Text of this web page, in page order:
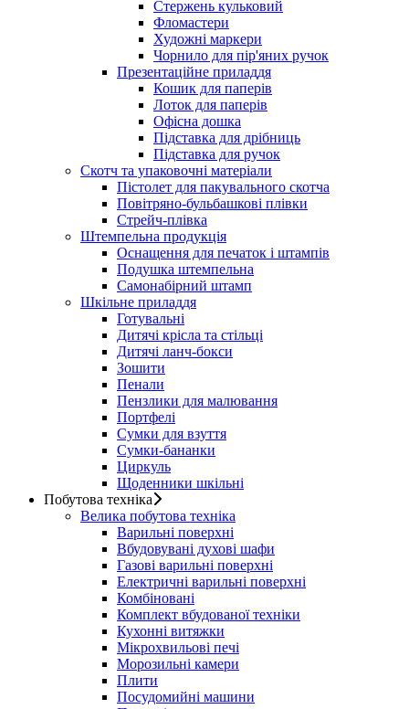
Стержень кульковий
Фломастери
Художні маркери
Чорнило для пір'яних ручок
Презентаційне приладдя
Кошик для паперів
Лоток для паперів
Офісна дошка
Підставка для дрібниць
Підставка для ручок
Скотч та упаковочні матеріали
Пістолет для пакувального скотча
Повітряно-бульбашкові плівки
Стрейч-плівка
Штемпельна продукція
Оснащення для печаток і штампів
Подушка штемпельна
Самонабірний штамп
Шкільне приладдя
Готувальні
Дитячі крісла та стільці
Дитячі ланч-бокси
Зошити
Пенали
Пензлики для малювання
Портфелі
Сумки для взуття
Сумки-бананки
Циркуль
Щоденники шкільні
Побутова техніка
Велика побутова техніка
Варильні поверхні
Вбудовувані духові шафи
Газові варильні поверхні
Електричні варильні поверхні
Комбіновані
Комплект вбудованої техніки
Кухонні витяжки
Мікрохвильові печі
Морозильні камери
Плити
Посудомийні машини